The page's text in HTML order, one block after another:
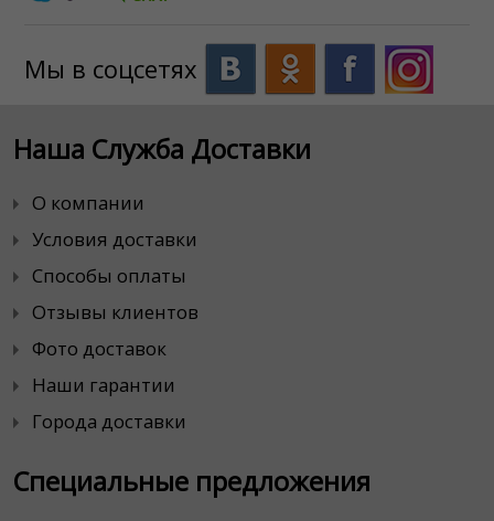
Мы в соцсетях
Наша Служба Доставки
О компании
Условия доставки
Способы оплаты
Отзывы клиентов
Фото доставок
Наши гарантии
Города доставки
Специальные предложения